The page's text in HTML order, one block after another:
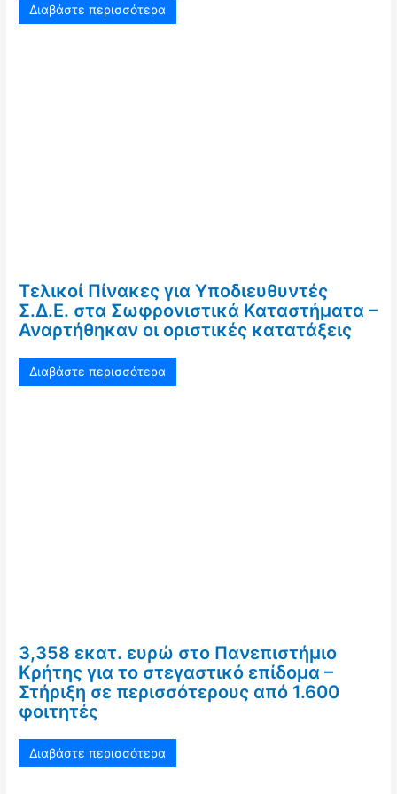
Διαβάστε περισσότερα
Τελικοί Πίνακες για Υποδιευθυντές
Σ.Δ.Ε. στα Σωφρονιστικά Καταστήματα –
Αναρτήθηκαν οι οριστικές κατατάξεις
Διαβάστε περισσότερα
3,358 εκατ. ευρώ στο Πανεπιστήμιο
Κρήτης για το στεγαστικό επίδομα –
Στήριξη σε περισσότερους από 1.600
φοιτητές
Διαβάστε περισσότερα